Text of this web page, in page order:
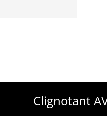
Clignotant